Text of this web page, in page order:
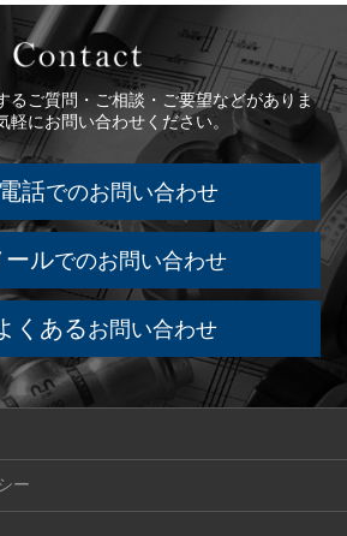
るご質問・ご相談・ご要望などがありま
軽にお問い合わせください。
話でのお問い合わせ
ールでのお問い合わせ
くあるお問い合わせ
ー